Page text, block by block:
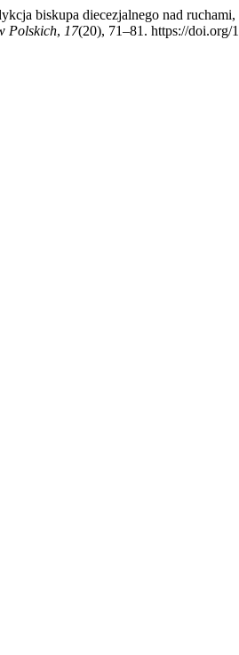
biskupa diecezjalnego nad
Polskich, 17(20), 71–81. https://doi.org/